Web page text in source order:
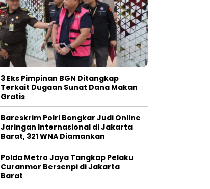
3 Eks Pimpinan BGN Ditangkap
Terkait Dugaan Sunat Dana Makan
Gratis
Bareskrim Polri Bongkar Judi Online
Jaringan Internasional di Jakarta
Barat, 321 WNA Diamankan
Polda Metro Jaya Tangkap Pelaku
Curanmor Bersenpi di Jakarta
Barat